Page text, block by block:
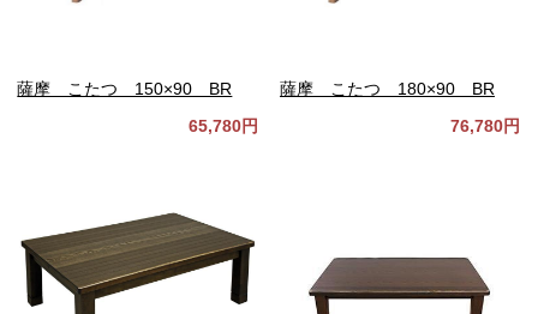
薩摩 こたつ 150×90 BR
65,780円
薩摩 こたつ 180×90 BR
76,780円